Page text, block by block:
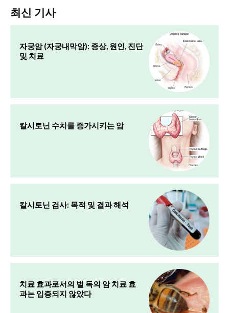
최신 기사
자궁암 (자궁내막암): 증상, 원인, 진단
및 치료
칼시토닌 수치를 증가시키는 암
칼시토닌 검사: 목적 및 결과 해석
치료 효과로서의 벌 독의 암 치료 효
과는 입증되지 않았다